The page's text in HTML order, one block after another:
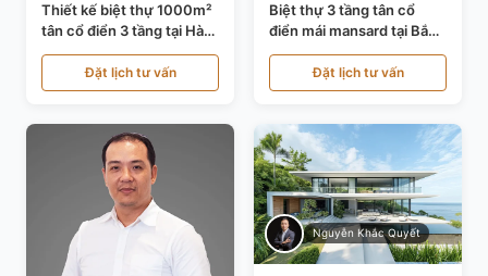
Thiết kế biệt thự 1000m²
tân cổ điển 3 tầng tại Hà
Nội KT21010
Đặt lịch tư vấn
Biệt thự 3 tầng tân cổ
điển mái mansard tại Bắc
Ninh KT21198
Đặt lịch tư vấn
Nguyễn Khắc Quyết